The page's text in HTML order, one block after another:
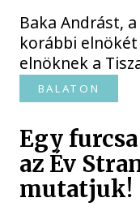
Baka Andrást,
korábbi
elnöknek a
BALATON
Egy
az Év
mutatjuk!